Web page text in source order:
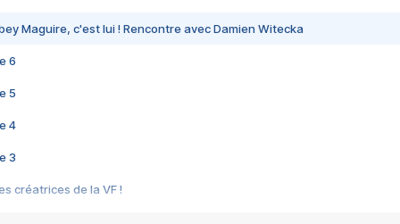
Maguire, c'est lui ! Rencontre avec Damien Witecka
6
5
4
3
créatrices de la VF !